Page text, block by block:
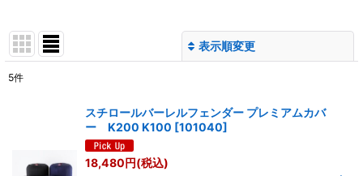
表示順変更
5件
スチロールバーレルフェンダー プレミアムカバ
ー K200 K100 [101040]
18,480円(税込)